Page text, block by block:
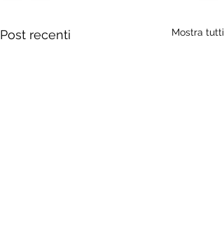
Post recenti Mostra tutti